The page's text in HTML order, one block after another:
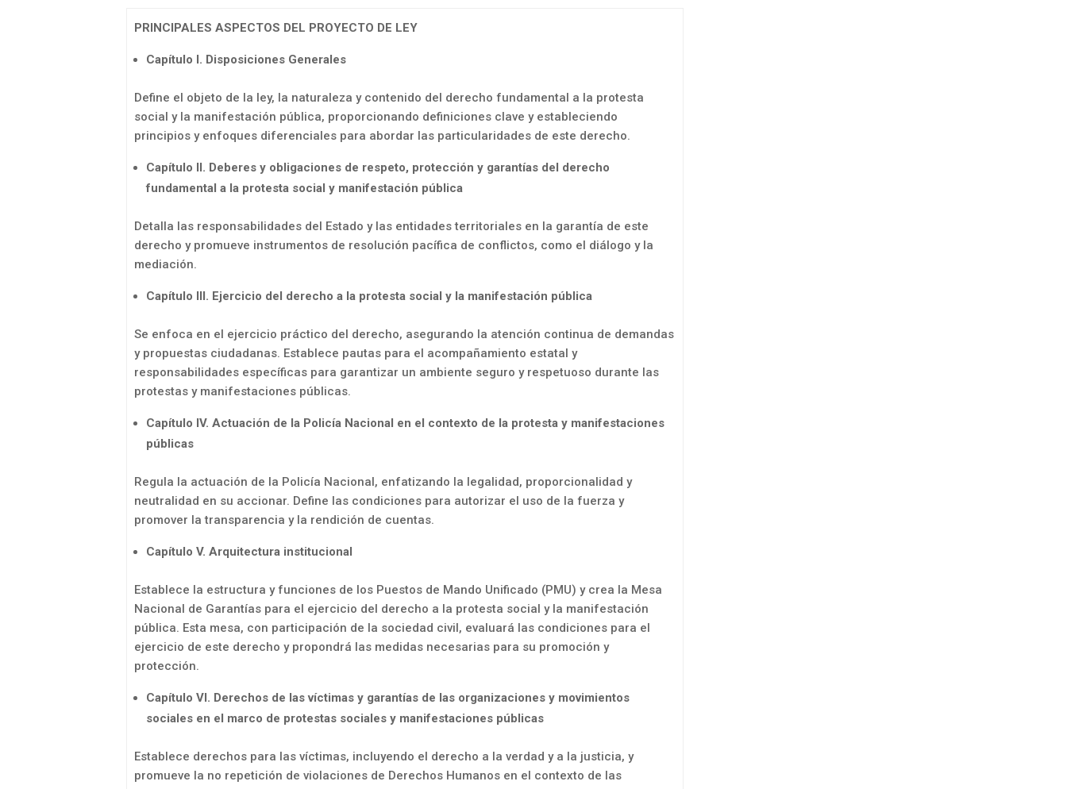
PRINCIPALES ASPECTOS DEL PROYECTO DE LEY
Capítulo I. Disposiciones Generales
Define el objeto de la ley, la naturaleza y contenido del derecho fundamental a la protesta
social y la manifestación pública, proporcionando definiciones clave y estableciendo
principios y enfoques diferenciales para abordar las particularidades de este derecho.
Capítulo II. Deberes y obligaciones de respeto, protección y garantías del derecho
fundamental a la protesta social y manifestación pública
Detalla las responsabilidades del Estado y las entidades territoriales en la garantía de este
derecho y promueve instrumentos de resolución pacífica de conflictos, como el diálogo y la
mediación.
Capítulo III. Ejercicio del derecho a la protesta social y la manifestación pública
Se enfoca en el ejercicio práctico del derecho, asegurando la atención continua de demandas
y propuestas ciudadanas. Establece pautas para el acompañamiento estatal y
responsabilidades específicas para garantizar un ambiente seguro y respetuoso durante las
protestas y manifestaciones públicas.
Capítulo IV. Actuación de la Policía Nacional en el contexto de la protesta y manifestaciones
públicas
Regula la actuación de la Policía Nacional, enfatizando la legalidad, proporcionalidad y
neutralidad en su accionar. Define las condiciones para autorizar el uso de la fuerza y
promover la transparencia y la rendición de cuentas.
Capítulo V. Arquitectura institucional
Establece la estructura y funciones de los Puestos de Mando Unificado (PMU) y crea la Mesa
Nacional de Garantías para el ejercicio del derecho a la protesta social y la manifestación
pública. Esta mesa, con participación de la sociedad civil, evaluará las condiciones para el
ejercicio de este derecho y propondrá las medidas necesarias para su promoción y
protección.
Capítulo VI. Derechos de las víctimas y garantías de las organizaciones y movimientos
sociales en el marco de protestas sociales y manifestaciones públicas
Establece derechos para las víctimas, incluyendo el derecho a la verdad y a la justicia, y
promueve la no repetición de violaciones de Derechos Humanos en el contexto de las